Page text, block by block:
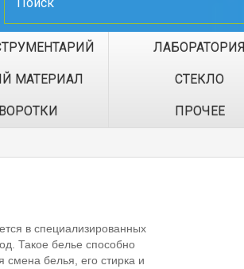
МАТЕРИАЛ
ЛАБОРАТОРИЯ
СТЕКЛО
ПРОЧЕЕ
в специализированных
Такое белье способно
смена белья, его стирка и